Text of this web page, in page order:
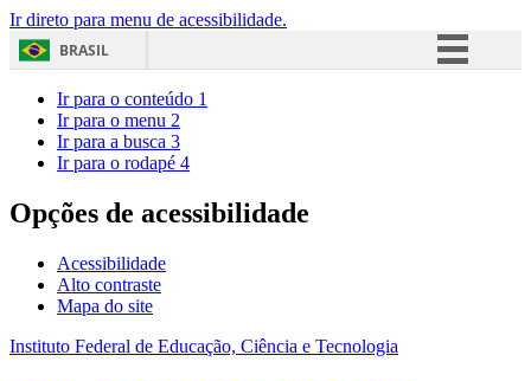
Ir direto para menu de acessibilidade.
BRASIL
Acesso à informação
Ir para o conteúdo 1
Ir para o menu 2
Ir para a busca 3
Ir para o rodapé 4
Opções de acessibilidade
Acessibilidade
Alto contraste
Mapa do site
Instituto Federal de Educação, Ciência e Tecnologia